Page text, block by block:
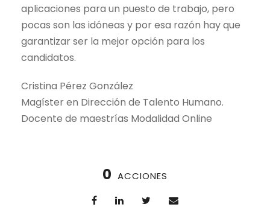
aplicaciones para un puesto de trabajo, pero
pocas son las idóneas y por esa razón hay que
garantizar ser la mejor opción para los
candidatos.
Cristina Pérez González
Magíster en Dirección de Talento Humano.
Docente de maestrías Modalidad Online
0 ACCIONES